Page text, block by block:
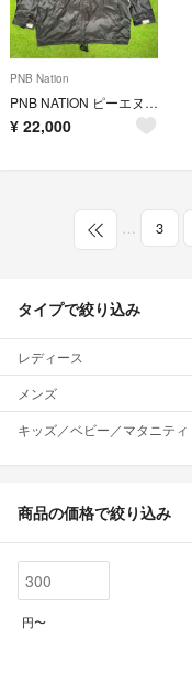
PNB Nation
PNB NATION ピーエヌビーネイション 刺繍 ナイロンジャケット サイズL
¥ 22,000
… 3
タイプで絞り込み
レディース
メンズ
キッズ／ベビー／マタニティ
商品の価格で絞り込み
円〜